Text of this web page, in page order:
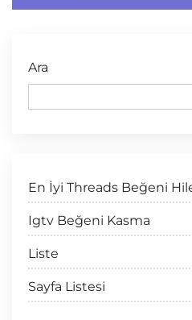
Ara
En İyi Threads Beğeni
Igtv Beğeni Kasma
Liste
Sayfa Listesi